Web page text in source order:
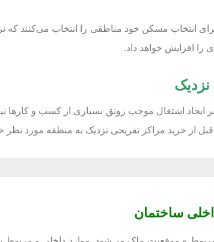
برای انتخاب مسکن خود مناطقی را انتخاب می‌کنند
افزایش خواهد داد.
نزدیک
بر ایجاد اشتغال موجب رونق بسیاری از کسب و
از خرید مراکز تفریحی نزدیک به منطقه مورد نظر
ساختمان